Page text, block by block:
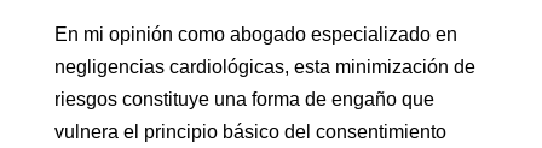
En mi opinión como abogado especializado en
negligencias cardiológicas, esta minimización de
riesgos constituye una forma de engaño que
vulnera el principio básico del consentimiento